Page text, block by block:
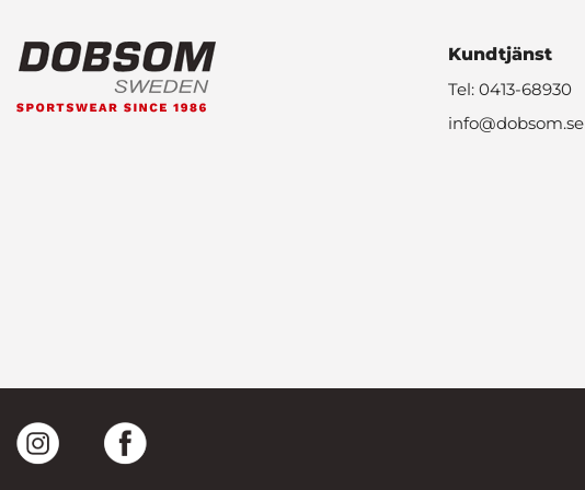
Kundtjänst
Tel: 0413-68930
info@dobsom.se